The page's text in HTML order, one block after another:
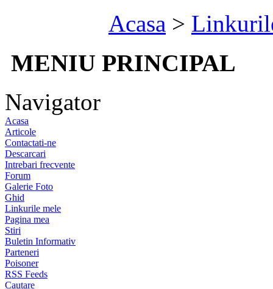
Acasa >
MENIU PRINCIPAL
Navigator
Acasa
Articole
Contactati-ne
Descarcari
Intrebari frecvente
Forum
Galerie Foto
Ghid
Linkurile mele
Pagina mea
Stiri
Buletin Informativ
Parteneri
Poisoner
RSS Feeds
Cautare